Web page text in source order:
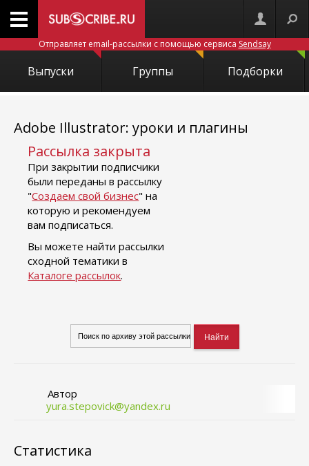
Отправляет email-рассылки с помощью сервиса Sendsay
Выпуски Группы Подборки
Adobe Illustrator: уроки и плагины
Рассылка закрыта
При закрытии подписчики
были переданы в рассылку
"Создаем свой бизнес" на
которую и рекомендуем
вам подписаться.
Вы можете найти рассылки
сходной тематики в
Каталоге рассылок.
Автор
yura.stepovick@yandex.ru
Статистика